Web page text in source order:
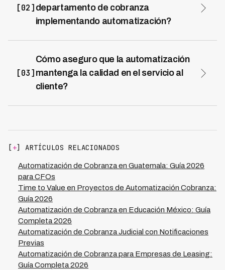
[02] departamento de cobranza
implementando automatización?
repetitivas y optimizar la asignación de recursos. Kleva
opera en 7 países de LATAM, permitiendo a las
organizaciones escalar sus operaciones de cobranza
sin proporcional incremento en personal, mejorando
[03]
Cómo aseguro que la automatización
mantenga la calidad en el servicio al
cliente?
avanzada para determinar el mejor canal, momento y
mensaje para cada contacto, resultando en
interacciones más relevantes y menos intrusivas que
combinan eficiencia operacional con una experiencia
mejorada, contribuyendo a la tasa de recuperación del
73% que reportan nuestros usuarios.
[ +] ARTÍCULOS RELACIONADOS
Automatización de Cobranza en Guatemala: Guía 2026
para CFOs
Time to Value en Proyectos de Automatización Cobranza:
Guía 2026
Automatización de Cobranza en Educación México: Guía
Completa 2026
Automatización de Cobranza Judicial con Notificaciones
Previas
Automatización de Cobranza para Empresas de Leasing:
Guía Completa 2026